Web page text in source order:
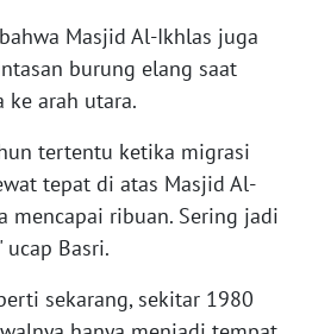
Masjid Al-Ikhlas juga
burung elang saat
ke arah utara.
tertentu ketika migrasi
tepat di atas Masjid Al-
mencapai ribuan. Sering jadi
Basri.
sekarang, sekitar 1980